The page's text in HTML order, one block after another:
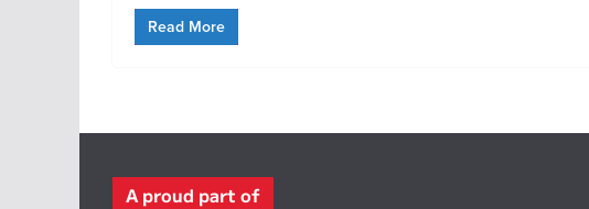
Read More
A proud part of